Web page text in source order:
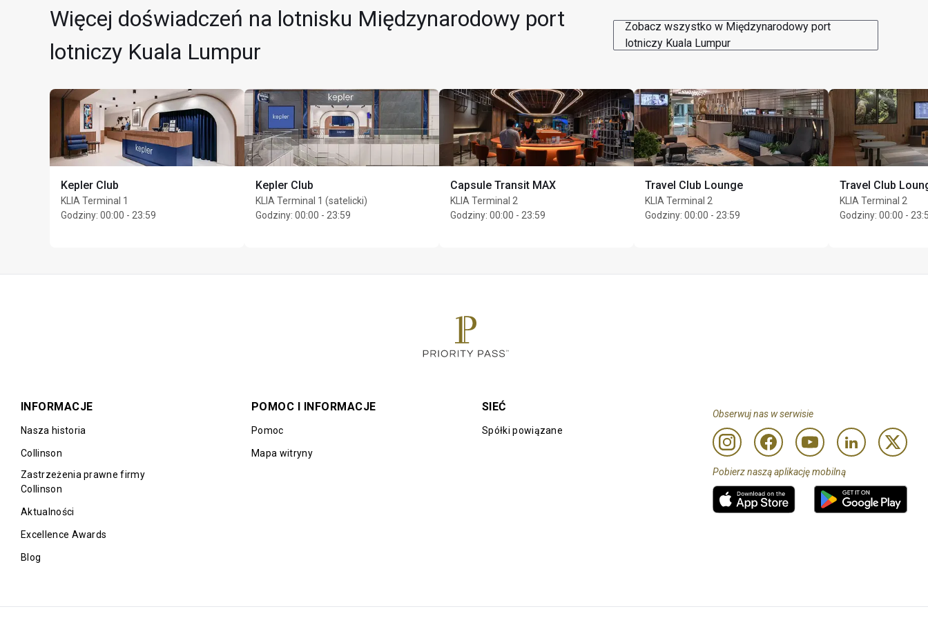
Więcej doświadczeń na lotnisku Międzynarodowy port
lotniczy Kuala Lumpur
Zobacz wszystko w Międzynarodowy port
lotniczy Kuala Lumpur
Kepler Club
KLIA Terminal 1
Godziny: 00:00 - 23:59
Kepler Club
KLIA Terminal 1 (satelicki)
Godziny: 00:00 - 23:59
Capsule Transit MAX
KLIA Terminal 2
Godziny: 00:00 - 23:59
Travel Club Lounge
KLIA Terminal 2
Godziny: 00:00 - 23:59
Travel Club
KLIA Terminal 2
Godziny: 00:00 -
INFORMACJE
Nasza historia
Collinson
Zastrzeżenia prawne firmy
Collinson
Aktualności
Excellence Awards
Blog
POMOC I INFORMACJE
Pomoc
Mapa witryny
SIEĆ
Spółki powiązane
Obserwuj nas w serwisie
Pobierz naszą aplikację mobilną